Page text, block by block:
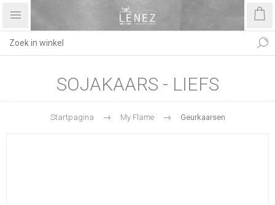
SOJAKAARS - LIEFS
Startpagina My Flame Geurkaarsen